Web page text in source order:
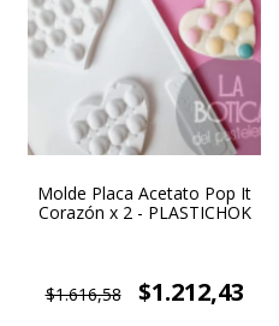
Molde Placa Acetato Pop It
Corazón x 2 - PLASTICHOK
$1.616,58 $1.212,43